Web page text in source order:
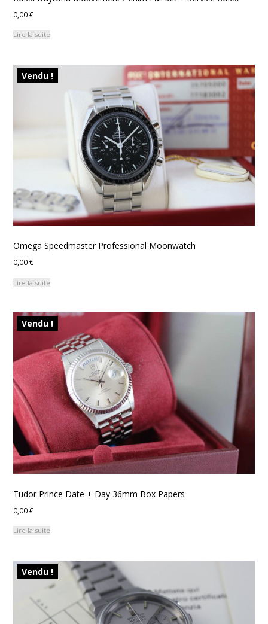
0,00€
Lire la suite
Vendu !
Omega Speedmaster Professional Moonwatch
0,00€
Lire la suite
Vendu !
Tudor Prince Date + Day 36mm Box Papers
0,00€
Lire la suite
Vendu !